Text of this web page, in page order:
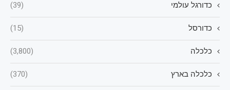
כדורגל עולמי (39)
כדורסל (15)
כלכלה (3,800)
כלכלה בארץ (370)